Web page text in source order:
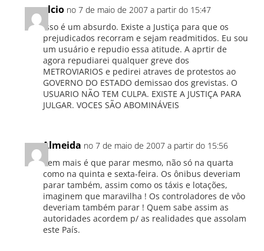
elcio no 7 de maio de 2007 a partir do 15:47
Isso é um absurdo. Existe a Justiça para que os
prejudicados recorram e sejam readmitidos. Eu sou
um usuário e repudio essa atitude. A aprtir de
agora repudiarei qualquer greve dos
METROVIARIOS e pedirei atraves de protestos ao
GOVERNO DO ESTADO demissao dos grevistas. O
USUARIO NÃO TEM CULPA. EXISTE A JUSTIÇA PARA
JULGAR. VOCES SÃO ABOMINÁVEIS
Almeida no 7 de maio de 2007 a partir do 15:56
Tem mais é que parar mesmo, não só na quarta
como na quinta e sexta-feira. Os ônibus deveriam
parar também, assim como os táxis e lotações,
imaginem que maravilha ! Os controladores de vôo
deveriam também parar ! Quem sabe assim as
autoridades acordem p/ as realidades que assolam
este País.